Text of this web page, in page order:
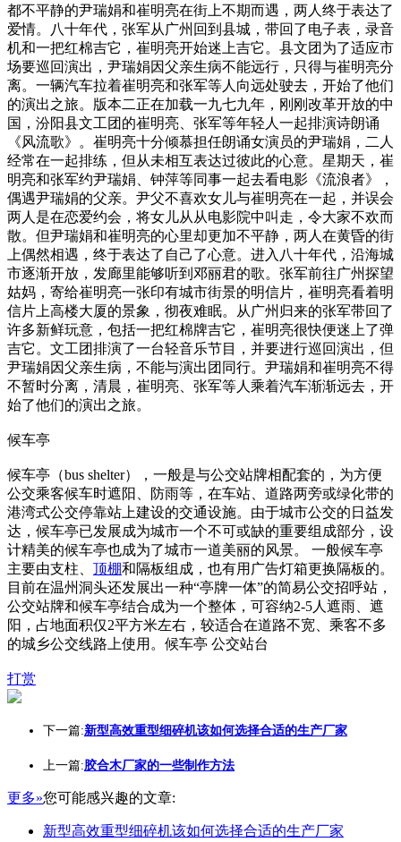
都不平静的尹瑞娟和崔明亮在街上不期而遇，两人终于表达了
爱情。八十年代，张军从广州回到县城，带回了电子表，录音
机和一把红棉吉它，崔明亮开始迷上吉它。县文团为了适应市
场要巡回演出，尹瑞娟因父亲生病不能远行，只得与崔明亮分
离。一辆汽车拉着崔明亮和张军等人向远处驶去，开始了他们
的演出之旅。版本二正在加载一九七九年，刚刚改革开放的中
国，汾阳县文工团的崔明亮、张军等年轻人一起排演诗朗诵
《风流歌》。崔明亮十分倾慕担任朗诵女演员的尹瑞娟，二人
经常在一起排练，但从未相互表达过彼此的心意。星期天，崔
明亮和张军约尹瑞娟、钟萍等同事一起去看电影《流浪者》，
偶遇尹瑞娟的父亲。尹父不喜欢女儿与崔明亮在一起，并误会
两人是在恋爱约会，将女儿从从电影院中叫走，令大家不欢而
散。但尹瑞娟和崔明亮的心里却更加不平静，两人在黄昏的街
上偶然相遇，终于表达了自己了心意。进入八十年代，沿海城
市逐渐开放，发廊里能够听到邓丽君的歌。张军前往广州探望
姑妈，寄给崔明亮一张印有城市街景的明信片，崔明亮看着明
信片上高楼大厦的景象，彻夜难眠。从广州归来的张军带回了
许多新鲜玩意，包括一把红棉牌吉它，崔明亮很快便迷上了弹
吉它。文工团排演了一台轻音乐节目，并要进行巡回演出，但
尹瑞娟因父亲生病，不能与演出团同行。尹瑞娟和崔明亮不得
不暂时分离，清晨，崔明亮、张军等人乘着汽车渐渐远去，开
始了他们的演出之旅。
候车亭
候车亭（bus shelter），一般是与公交站牌相配套的，为方便
公交乘客候车时遮阳、防雨等，在车站、道路两旁或绿化带的
港湾式公交停靠站上建设的交通设施。由于城市公交的日益发
达，候车亭已发展成为城市一个不可或缺的重要组成部分，设
计精美的候车亭也成为了城市一道美丽的风景。 一般候车亭
主要由支柱、 顶棚和隔板组成，也有用广告灯箱更换隔板的。
目前在温州洞头还发展出一种“亭牌一体”的简易公交招呼站，
公交站牌和候车亭结合成为一个整体，可容纳2-5人遮雨、遮
阳，占地面积仅2平方米左右，较适合在道路不宽、乘客不多
的城乡公交线路上使用。候车亭 公交站台
打赏
下一篇:新型高效重型细碎机该如何选择合适的生产厂家
上一篇:胶合木厂家的一些制作方法
更多»您可能感兴趣的文章:
新型高效重型细碎机该如何选择合适的生产厂家